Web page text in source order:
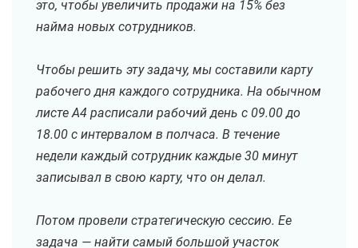
это, чтобы увеличить продажи на 15% без
найма новых сотрудников.
Чтобы решить эту задачу, мы составили карту
рабочего дня каждого сотрудника. На обычном
листе А4 расписали рабочий день с 09.00 до
18.00 с интервалом в полчаса. В течение
недели каждый сотрудник каждые 30 минут
записывал в свою карту, что он делал.
Потом провели стратегическую сессию. Ее
задача — найти самый большой участок